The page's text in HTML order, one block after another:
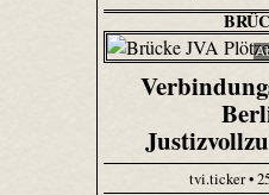
tvi.ticker •